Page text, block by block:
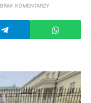
BRAK KOMENTARZY